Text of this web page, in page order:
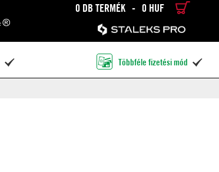
0 DB TERMÉK - 0 HUF
RÉSZLETES KERESÉS
 Többféle fizetési mód 